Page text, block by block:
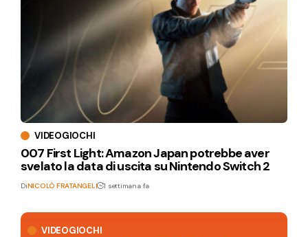
VIDEOGIOCHI
VIDEOGIOCHI
007 First Light: Amazon Japan potrebbe aver
svelato la data di uscita su Nintendo Switch 2
DiNICOLÒ FRATANGELI 1 settimana fa